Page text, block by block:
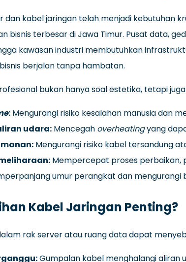
kabel jaringan telah menjadi kebutuhan
bisnis terbesar di Jawa Timur. Pusat data,
kawasan industri membutuhkan
berjalan tanpa hambatan.
bukan hanya soal estetika, tetapi
:Mengurangi risiko kesalahan manusia dan
udara:Mencegah overheatingyang
Mengurangi risiko kabel tersandung
Mempercepat proses perbaikan,
umur perangkat dan mengurangi
Kabel Jaringan Penting?
rak server atau ruang data dapat
Gumpalan kabel menghalangi aliran